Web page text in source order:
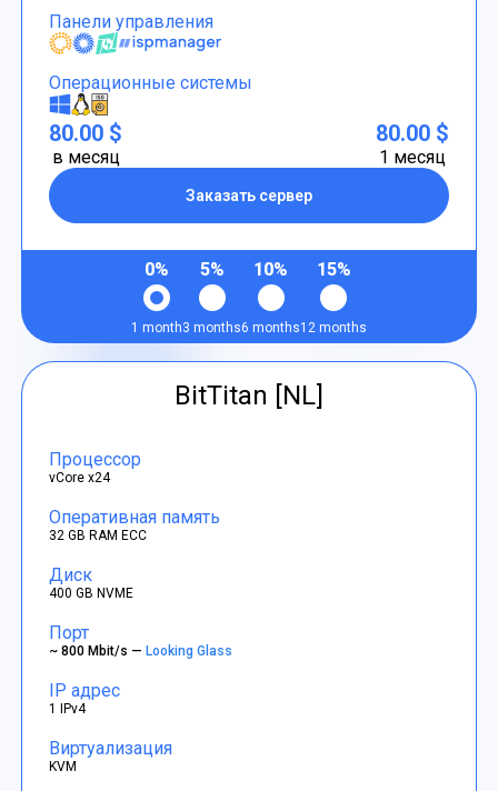
Панели управления
Операционные системы
80.00 $
в месяц
Заказать сервер
80.00 $
1 месяц
0%
1 month
5%
3 months
10%
6 months
15%
12 months
BitTitan [NL]
Процессор
vCore x24
Оперативная память
32 GB RAM ECC
Диск
400 GB NVME
Порт
~ 800 Mbit/s —Looking Glass
IP адрес
1 IPv4
Виртуализация
KVM